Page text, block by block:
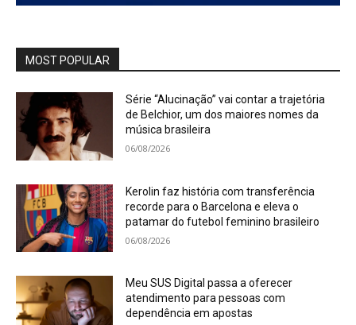
MOST POPULAR
Série “Alucinação” vai contar a trajetória
de Belchior, um dos maiores nomes da
música brasileira
06/08/2026
Kerolin faz história com transferência
recorde para o Barcelona e eleva o
patamar do futebol feminino brasileiro
06/08/2026
Meu SUS Digital passa a oferecer
atendimento para pessoas com
dependência em apostas